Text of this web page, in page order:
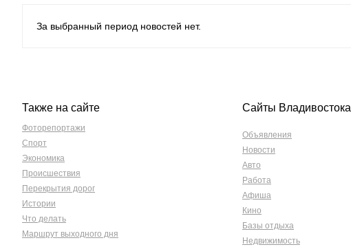
За выбранный период новостей нет.
Также на сайте
Фоторепортажи
Спорт
Экономика
Происшествия
Перекрытия дорог
Истории
Что делать
Маршрут выходного дня
Сайты Владивостока
Объявления
Новости
Авто
Работа
Афиша
Кино
Базы отдыха
Недвижимость